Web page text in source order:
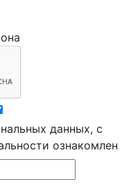
данных, с
ознакомлен